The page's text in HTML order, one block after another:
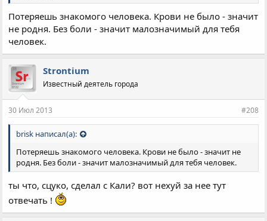
Потеряешь знакомого человека. Крови не было - значит
не родня. Без боли - значит малозначимый для тебя
человек.
Strontium
Известный деятель города
30 Июл 2013 #208
brisk написал(а):
Потеряешь знакомого человека. Крови не было - значит не
родня. Без боли - значит малозначимый для тебя человек.
ты что, сцуко, сделал с Кали? вот нехуй за нее тут
отвечать !